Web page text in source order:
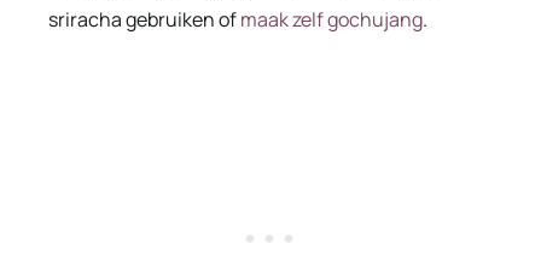
sriracha gebruiken ofmaak zelf gochujang.